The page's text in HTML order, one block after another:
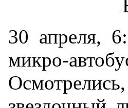
30 апреля,
микро-